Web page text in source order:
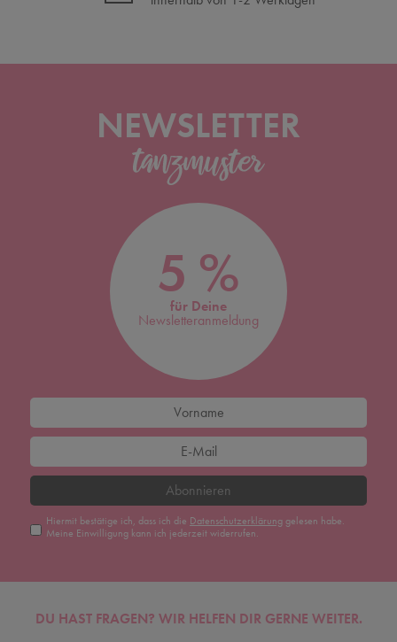
NEWSLETTER
5 %
für Deine
Newsletteranmeldung
Abonnieren
Hiermit bestätige ich, dass ich die Daten­schutz­erklärunggelesen habe.
Meine Einwilligung kann ich jederzeit widerrufen.
DU HAST FRAGEN? WIR HELFEN DIR GERNE WEITER.